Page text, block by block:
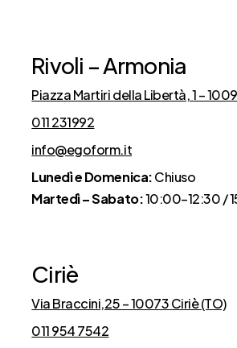
Rivoli – Armonia
Piazza Martiri della Libertà, 1 –
011 231992
info@egoform.it
Lunedì e Domenica:Chiuso
Martedì – Sabato:10:00–12:30 /
Ciriè
Via Braccini,25 – 10073 Ciriè (TO)
011 954 7542